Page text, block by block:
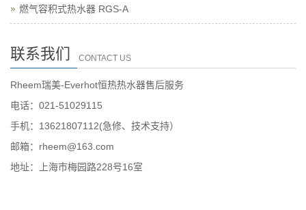
燃气容积式热水器 RGS-A
联系我们 CONTACT US
Rheem瑞美-Everhot恒热热水器售后服务
电话：021-51029115
手机：13621807112(急修、技术支持）
邮箱：rheem@163.com
地址：上海市梅园路228号16室